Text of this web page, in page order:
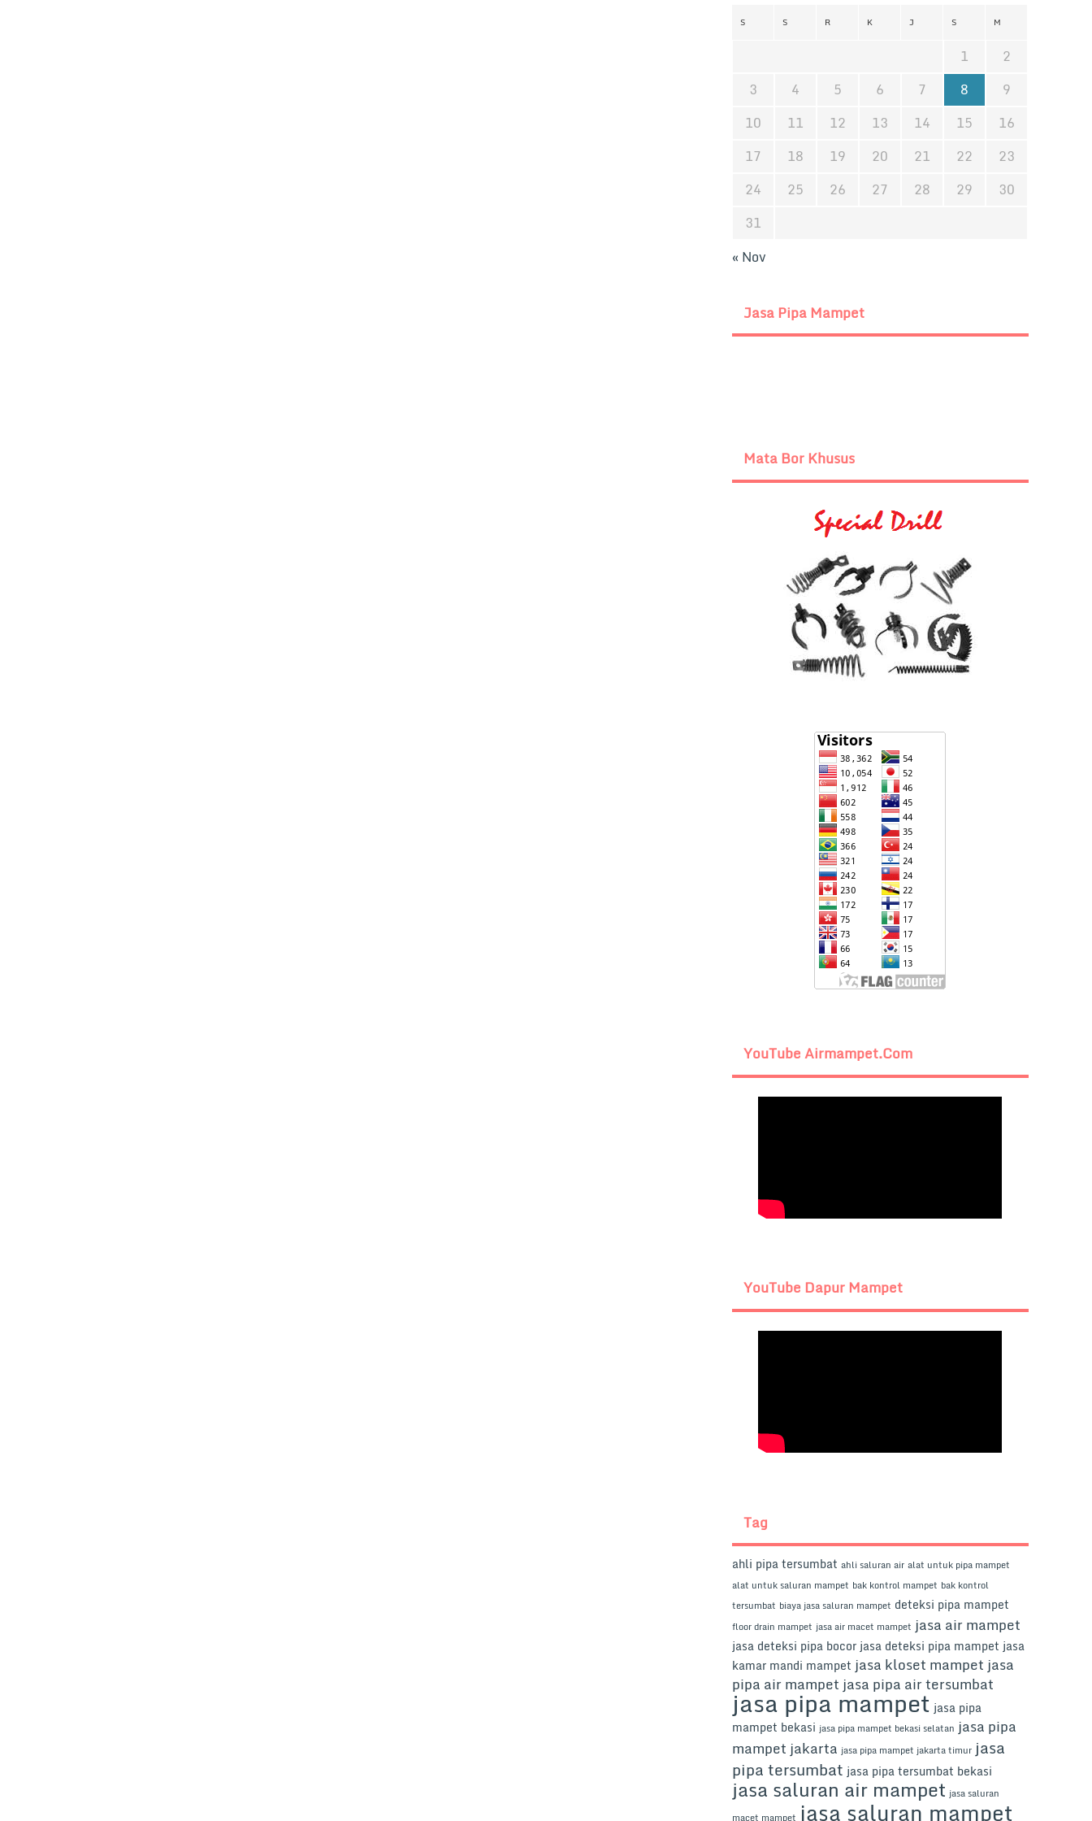
S S R K J S M
1
2
3
4 5 6 7 8
9
10
11 12 13 14 15
16
17
18 19 20 21 22
23
24
25 26 27 28 29
30
31
« Nov
Jasa Pipa Mampet
Mata Bor Khusus
YouTube Airmampet.com
YouTube Dapur Mampet
Tag
ahli pipa tersumbat ahli saluran air alat untuk pipa mampet
alat untuk saluran mampet bak kontrol mampet bak kontrol
tersumbat biaya jasa saluran mampet deteksi pipa mampet
floor drain mampet jasa air macet mampet jasa air mampet
jasa deteksi pipa bocor jasa deteksi pipa mampet jasa
kamar mandi mampet jasa kloset mampet jasa
pipa air mampet jasa pipa air tersumbat
jasa pipa mampet jasa pipa
mampet bekasi jasa pipa mampet bekasi selatan jasa pipa
mampet jakarta jasa pipa mampet jakarta timur jasa
pipa tersumbat jasa pipa tersumbat bekasi
jasa saluran air mampet jasa saluran
macet mampet jasa saluran mampet